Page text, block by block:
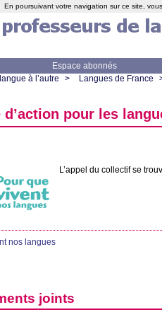
Espace abonnés
à l’autre > Langues de France
d’action pour les
L’appel du collectif se
nos langues
joints
En poursuivant votre navigation sur ce site,